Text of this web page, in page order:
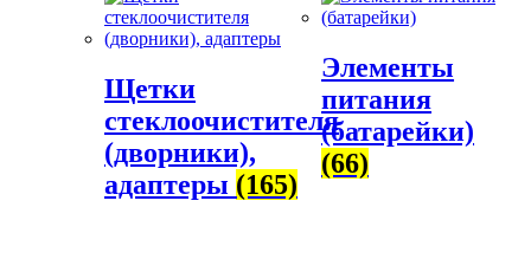
Щетки
стеклоочистителя
(дворники),
адаптеры (165)
Элементы
питания
(батарейки)
(66)